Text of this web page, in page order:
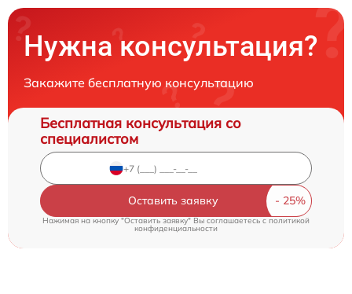
Нужна консультация?
Закажите бесплатную консультацию
Бесплатная консультация со
специалистом
Оставить заявку
Нажимая на кнопку "Оставить заявку" Вы соглашаетесь c политикой
конфиденциальности